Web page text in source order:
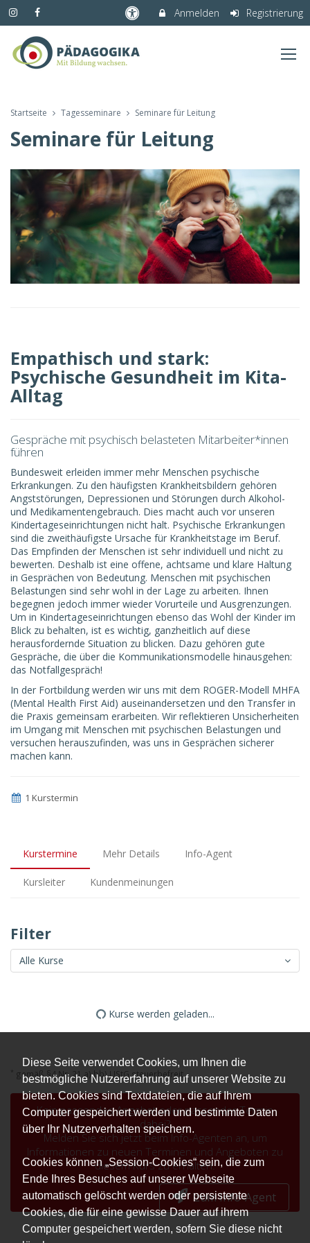
Diese Seite verwendet Cookies, um Ihnen die
bestmögliche Nutzererfahrung auf unserer Website zu
bieten. Cookies sind Textdateien, die auf Ihrem
Computer gespeichert werden und bestimmte Daten
über Ihr Nutzerverhalten speichern.
Cookies können „Session-Cookies“ sein, die zum
Ende Ihres Besuches auf unserer Webseite
automatisch gelöscht werden oder persistente
Cookies, die für eine gewisse Dauer auf ihrem
Computer gespeichert werden, sofern Sie diese nicht
Anmelden Registrierung
Startseite Tagesseminare Seminare für Leitung
Seminare für Leitung
Empathisch und stark:
Psychische Gesundheit im Kita-
Alltag
Gespräche mit psychisch belasteten Mitarbeiter*innen
führen
Bundesweit erleiden immer mehr Menschen psychische
Erkrankungen. Zu den häufigsten Krankheitsbildern gehören
Angststörungen, Depressionen und Störungen durch Alkohol-
und Medikamentengebrauch. Dies macht auch vor unseren
Kindertageseinrichtungen nicht halt. Psychische Erkrankungen
sind die zweithäufigste Ursache für Krankheitstage im Beruf.
Das Empfinden der Menschen ist sehr individuell und nicht zu
bewerten. Deshalb ist eine offene, achtsame und klare Haltung
in Gesprächen von Bedeutung. Menschen mit psychischen
Belastungen sind sehr wohl in der Lage zu arbeiten. Ihnen
begegnen jedoch immer wieder Vorurteile und Ausgrenzungen.
Um in Kindertageseinrichtungen ebenso das Wohl der Kinder im
Blick zu behalten, ist es wichtig, ganzheitlich auf diese
herausfordernde Situation zu blicken. Dazu gehören gute
Gespräche, die über die Kommunikationsmodelle hinausgehen:
das Notfallgespräch!
In der Fortbildung werden wir uns mit dem ROGER-Modell MHFA
(Mental Health First Aid) auseinandersetzen und den Transfer in
die Praxis gemeinsam erarbeiten. Wir reflektieren Unsicherheiten
im Umgang mit Menschen mit psychischen Belastungen und
versuchen herauszufinden, was uns in Gesprächen sicherer
machen kann.
1 Kurstermin
Kurstermine Mehr Details Info-Agent
Kursleiter Kundenmeinungen
Filter
Alle Kurse
Kurse werden geladen...
* gemäß §4 Nr. 21 a) bb) UStG steuerbefreit
Kein passendes Angebot oder passender Termin
dabei?
Melden Sie sich jetzt beim Info-Agenten an, um
Informationen zu neuen Terminen und Angeboten zu
diesem Kurs zu erhalten.
zum Info-Agent